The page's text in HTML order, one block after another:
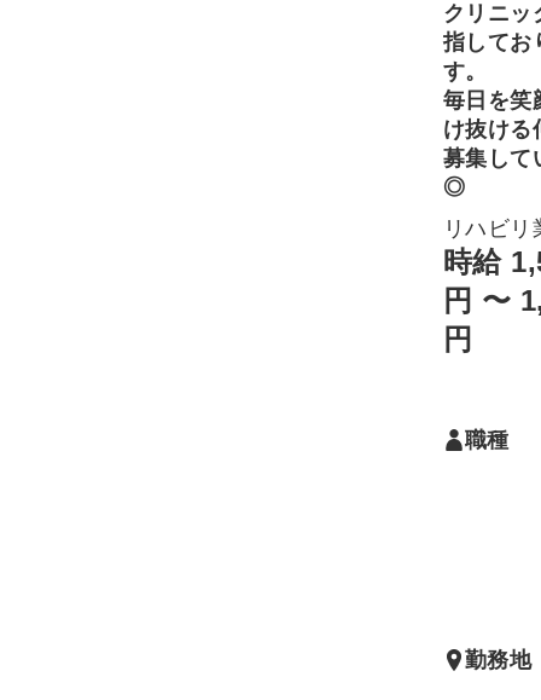
クリニッ
指してお
す。
毎日を笑
け抜ける
募集して
◎
リハビリ
時給
円 〜
円
職種
勤務地